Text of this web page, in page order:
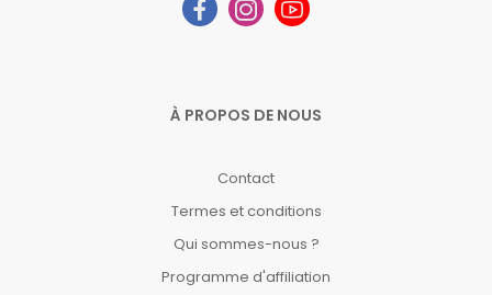
À PROPOS DE NOUS
Contact
Termes et conditions
Qui sommes-nous ?
Programme d'affiliation